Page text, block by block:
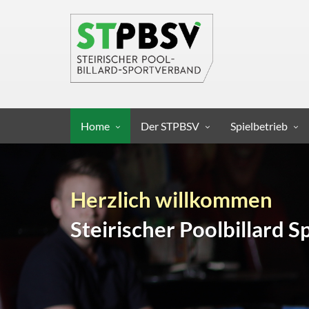
Home Der STPBSV Spielbetrieb
Herzlich willkommen
Steirischer Poolbillard